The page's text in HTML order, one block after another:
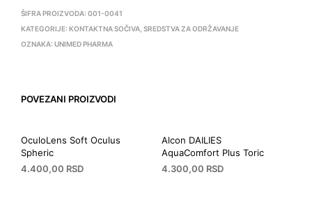
ŠIFRA PROIZVODA: 001-0041
KATEGORIJE: KONTAKTNA SOČIVA SREDSTVA ZA ODRŽAVANJE
OZNAKA: UNIMED PHARMA
POVEZANI PROIZVODI
OculoLens Soft Oculus
Spheric
4.400,00 RSD
Alcon DAILIES
AquaComfort Plus Toric
4.300,00 RSD